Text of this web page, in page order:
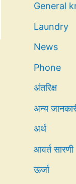
General
Laundry
News
Phone
अंतरिक्ष
अन्य
अर्थ
आवर्त सारणी
ऊर्जा